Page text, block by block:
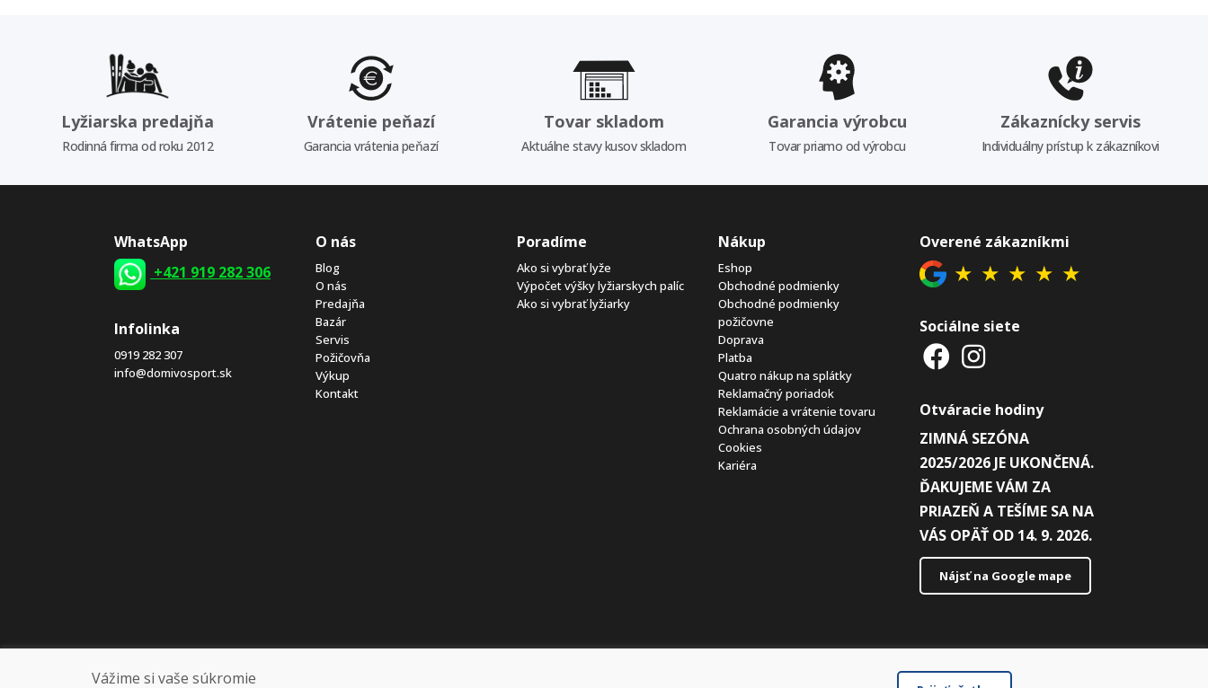
Lyžiarska predajňa
Rodinná firma od roku 2012
Vrátenie peňazí
Garancia vrátenia peňazí
Tovar skladom
Aktuálne stavy kusov skladom
Garancia výrobcu
Tovar priamo od výrobcu
Zákaznícky servis
Individuálny prístup k zákazníkovi
WhatsApp
+421 919 282 306
Infolinka
0919 282 307
info@domivosport.sk
O nás
Blog
O nás
Predajňa
Bazár
Servis
Požičovňa
Výkup
Kontakt
Poradíme
Ako si vybrať lyže
Výpočet výšky lyžiarskych palíc
Ako si vybrať lyžiarky
Nákup
Eshop
Obchodné podmienky
Obchodné podmienky
požičovne
Doprava
Platba
Quatro nákup na splátky
Reklamačný poriadok
Reklamácie a vrátenie tovaru
Ochrana osobných údajov
Cookies
Kariéra
Overené zákazníkmi
★ ★ ★ ★ ★
Sociálne siete
Otváracie hodiny
ZIMNÁ SEZÓNA
2025/2026 JE UKONČENÁ.
ĎAKUJEME VÁM ZA
PRIAZEŇ A TEŠÍME SA NA
VÁS OPÄŤ OD 14. 9. 2026.
Nájsť na Google mape
Vážime si vaše súkromie